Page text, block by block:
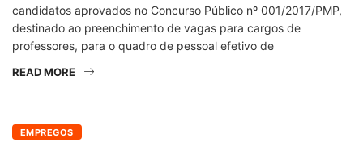
candidatos aprovados no Concurso Público nº 001/2017/PMP,
destinado ao preenchimento de vagas para cargos de
professores, para o quadro de pessoal efetivo de
READ MORE
EMPREGOS